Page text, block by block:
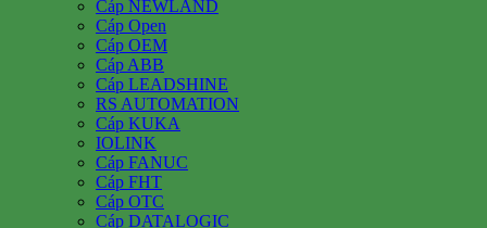
Cáp NEWLAND
Cáp Open
Cáp OEM
Cáp ABB
Cáp LEADSHINE
RS AUTOMATION
Cáp KUKA
IOLINK
Cáp FANUC
Cáp FHT
Cáp OTC
Cáp DATALOGIC